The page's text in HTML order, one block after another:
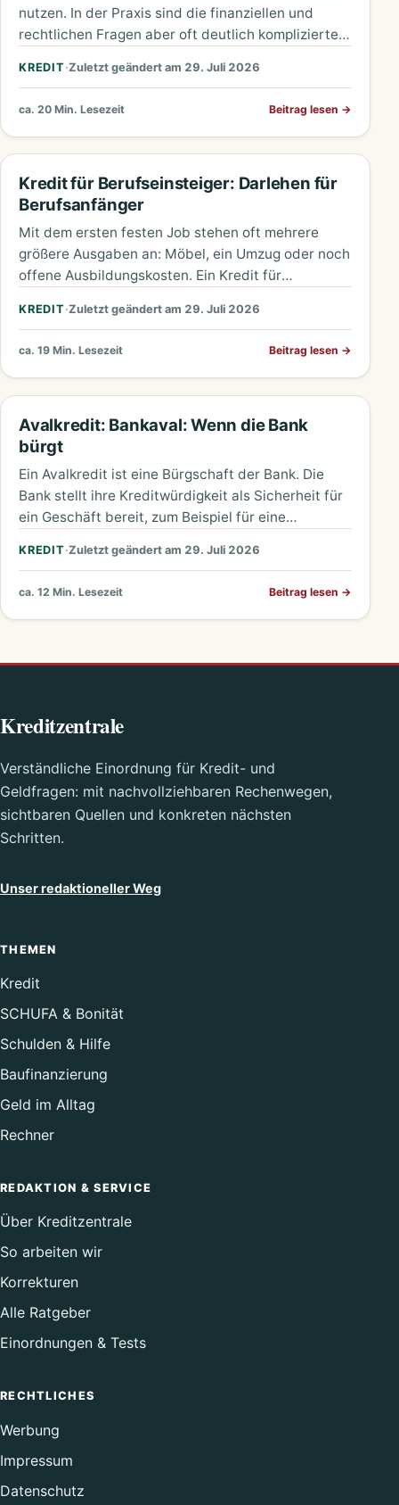
KREDIT ·Zuletzt geändert am 29. Juli 2026
nutzen. In der Praxis sind die finanziellen und
rechtlichen Fragen aber oft deutlich komplizierter.
ca. 20 Min. Lesezeit Beitrag lesen →
KREDIT ·Zuletzt geändert am 29. Juli 2026
Kredit für Berufseinsteiger: Darlehen für
Berufsanfänger
Mit dem ersten festen Job stehen oft mehrere
größere Ausgaben an: Möbel, ein Umzug oder noch
offene Ausbildungskosten. Ein Kredit für
ca. 19 Min. Lesezeit Beitrag lesen →
KREDIT ·Zuletzt geändert am 29. Juli 2026
Avalkredit: Bankaval: Wenn die Bank
bürgt
Ein Avalkredit ist eine Bürgschaft der Bank. Die
Bank stellt ihre Kreditwürdigkeit als Sicherheit für
ein Geschäft bereit, zum Beispiel für eine
ca. 12 Min. Lesezeit Beitrag lesen →
Kreditzentrale
Verständliche Einordnung für Kredit- und
Geldfragen: mit nachvollziehbaren Rechenwegen,
sichtbaren Quellen und konkreten nächsten
Schritten.
Unser redaktioneller Weg
THEMEN
Kredit
SCHUFA & Bonität
Schulden & Hilfe
Baufinanzierung
Geld im Alltag
Rechner
REDAKTION & SERVICE
Über Kreditzentrale
So arbeiten wir
Korrekturen
Alle Ratgeber
Einordnungen & Tests
RECHTLICHES
Werbung
Impressum
Datenschutz